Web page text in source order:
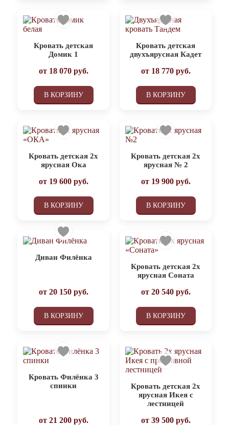
Кровать детская
Домик 1
от 18 070руб.
В КОРЗИНУ
Кровать детская
двухъярусная Кадет
от 18 770руб.
В КОРЗИНУ
Кровать детская 2х
ярусная Ока
от 19 600руб.
В КОРЗИНУ
Кровать детская 2х
ярусная № 2
от 19 900руб.
В КОРЗИНУ
Диван Филёнка
от 20 150руб.
В КОРЗИНУ
Кровать детская 2х
ярусная Соната
от 20 540руб.
В КОРЗИНУ
Кровать Филёнка 3
спинки
от 21 200руб.
Кровать детская 2х
ярусная Икея с
лестницей
от 39 500руб.